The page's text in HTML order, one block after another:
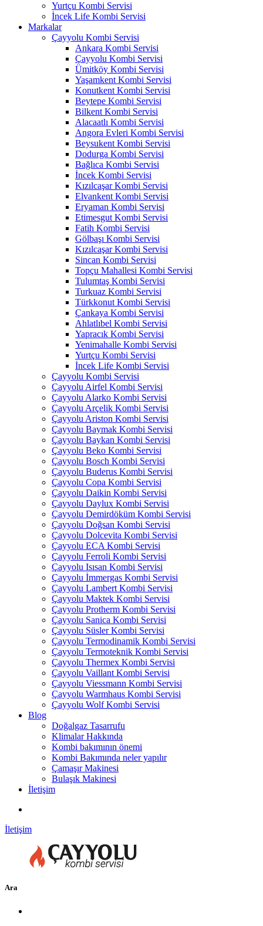
Yurtçu Kombi Servisi
İncek Life Kombi Servisi
Markalar
Çayyolu Kombi Servisi
Ankara Kombi Servisi
Çayyolu Kombi Servisi
Ümitköy Kombi Servisi
Yaşamkent Kombi Servisi
Konutkent Kombi Servisi
Beytepe Kombi Servisi
Bilkent Kombi Servisi
Alacaatlı Kombi Servisi
Angora Evleri Kombi Servisi
Beysukent Kombi Servisi
Dodurga Kombi Servisi
Bağlıca Kombi Servisi
İncek Kombi Servisi
Kızılcaşar Kombi Servisi
Elvankent Kombi Servisi
Eryaman Kombi Servisi
Etimesgut Kombi Servisi
Fatih Kombi Servisi
Gölbaşı Kombi Servisi
Kızılcaşar Kombi Servisi
Sincan Kombi Servisi
Topçu Mahallesi Kombi Servisi
Tulumtaş Kombi Servisi
Turkuaz Kombi Servisi
Türkkonut Kombi Servisi
Çankaya Kombi Servisi
Ahlatlıbel Kombi Servisi
Yapracık Kombi Servisi
Yenimahalle Kombi Servisi
Yurtçu Kombi Servisi
İncek Life Kombi Servisi
Çayyolu Kombi Servisi
Çayyolu Airfel Kombi Servisi
Çayyolu Alarko Kombi Servisi
Çayyolu Arçelik Kombi Servisi
Çayyolu Ariston Kombi Servisi
Çayyolu Baymak Kombi Servisi
Çayyolu Baykan Kombi Servisi
Çayyolu Beko Kombi Servisi
Çayyolu Bosch Kombi Servisi
Çayyolu Buderus Kombi Servisi
Çayyolu Copa Kombi Servisi
Çayyolu Daikin Kombi Servisi
Çayyolu Daylux Kombi Servisi
Çayyolu Demirdöküm Kombi Servisi
Çayyolu Doğsan Kombi Servisi
Çayyolu Dolcevita Kombi Servisi
Çayyolu ECA Kombi Servisi
Çayyolu Ferroli Kombi Servisi
Çayyolu Isısan Kombi Servisi
Çayyolu İmmergas Kombi Servisi
Çayyolu Lambert Kombi Servisi
Çayyolu Maktek Kombi Servisi
Çayyolu Protherm Kombi Servisi
Çayyolu Sanica Kombi Servisi
Çayyolu Süsler Kombi Servisi
Çayyolu Termodinamik Kombi Servisi
Çayyolu Termoteknik Kombi Servisi
Çayyolu Thermex Kombi Servisi
Çayyolu Vaillant Kombi Servisi
Çayyolu Viessmann Kombi Servisi
Çayyolu Warmhaus Kombi Servisi
Çayyolu Wolf Kombi Servisi
Blog
Doğalgaz Tasarrufu
Klimalar Hakkında
Kombi bakımının önemi
Kombi Bakımında neler yapılır
Çamaşır Makinesi
Bulaşık Makinesi
İletişim
İletişim
Ara